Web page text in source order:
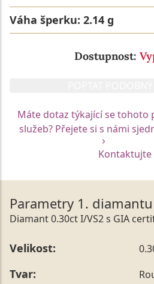
Váha šperku: 2.14 g
Dostupnost:
Máte dotaz týkající se tohoto
služeb? Přejete si s námi
Kontaktujte
Parametry 1. diamantu
Diamant 0.30ct I/VS2 s GIA
Velikost:
Tvar: